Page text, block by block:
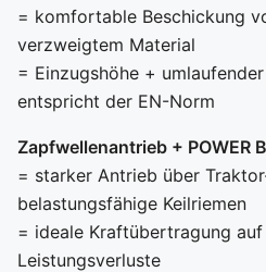
= komfortable Beschickung
verzweigtem Material
= Einzugshöhe +
entspricht der EN-Norm
Zapfwellenantrieb + POWER
= starker Antrieb über
belastungsfähige Keilriemen
= ideale Kraftübertragung
Leistungsverluste